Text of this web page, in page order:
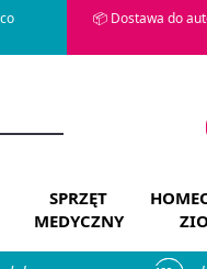
📦 Dostawa do
SPRZĘT
MEDYCZNY